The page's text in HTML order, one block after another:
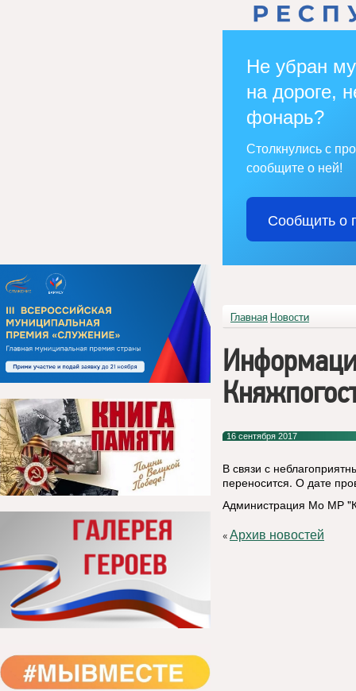
Не убран
на дороге,
фонарь?
Столкнулись с
сообщите о ней!
Сообщить о
Главная Новости
16 сентября 2017
В связи с
переносится. О дате
Администрация Мо МР
«Архив новостей